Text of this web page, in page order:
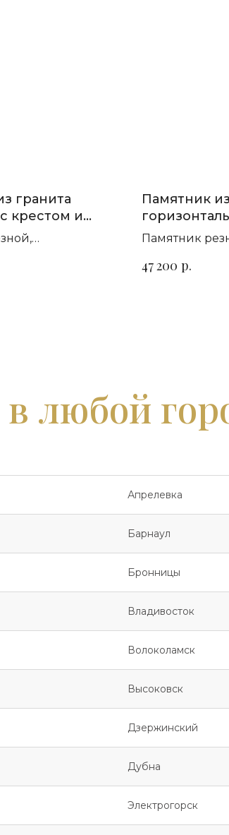
гранита
крестом и
Памятник
Памятник
на выбор
47 200 р.
в любой
Апрелевка
Барнаул
Бронницы
Владивосток
Волоколамск
Высоковск
Дзержинский
Дубна
Электрогорск